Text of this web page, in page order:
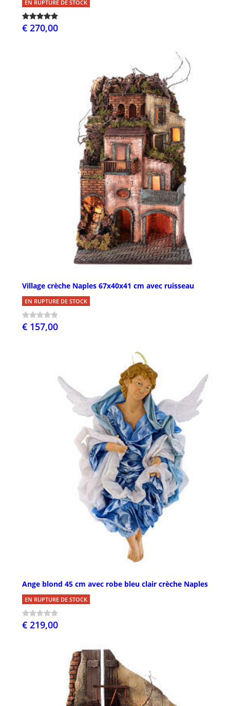
EN RUPTURE DE STOCK
€ 270,00
Village crèche Naples 67x40x41 cm avec ruisseau
EN RUPTURE DE STOCK
€ 157,00
Ange blond 45 cm avec robe bleu clair crèche Naples
EN RUPTURE DE STOCK
€ 219,00